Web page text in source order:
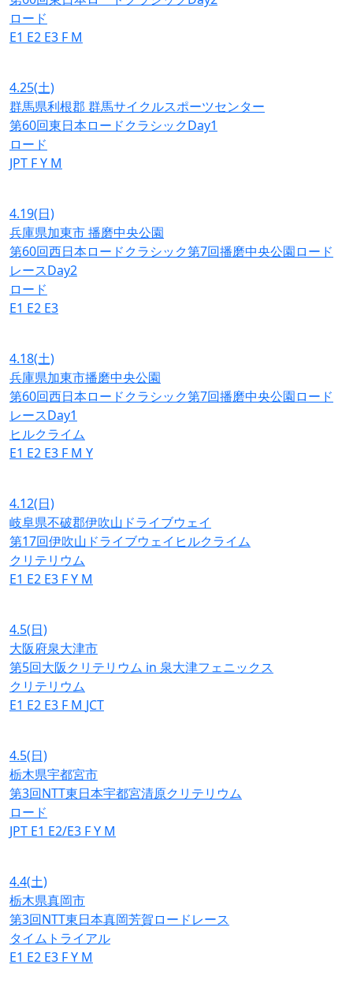
ロード
E1 E2 E3 F M
4.25(土)
群馬県利根郡 群馬サイクルスポーツセンター
第60回東日本ロードクラシックDay1
ロード
JPT FY M
4.19(日)
兵庫県加東市 播磨中央公園
第60回西日本ロードクラシック第7回播磨中央公園ロード
レースDay2
ロード
E1 E2 E3
4.18(土)
兵庫県加東市播磨中央公園
第60回西日本ロードクラシック第7回播磨中央公園ロード
レースDay1
ヒルクライム
E1 E2 E3 F M Y
4.12(日)
岐阜県不破郡伊吹山ドライブウェイ
第17回伊吹山ドライブウェイヒルクライム
クリテリウム
E1 E2 E3 FY M
4.5(日)
大阪府泉大津市
第5回大阪クリテリウム in 泉大津フェニックス
クリテリウム
E1 E2 E3 F M JCT
4.5(日)
栃木県宇都宮市
第3回NTT東日本宇都宮清原クリテリウム
ロード
JPT E1 E2/E3 FY M
4.4(土)
栃木県真岡市
第3回NTT東日本真岡芳賀ロードレース
タイムトライアル
E1 E2 E3 FY M